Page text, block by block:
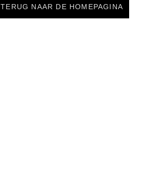
TERUG NAAR DE HOMEPAGINA